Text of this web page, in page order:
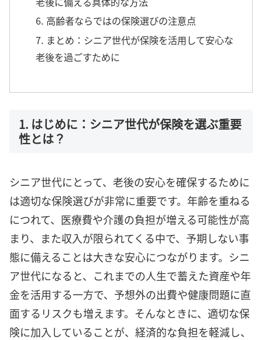
6. 高齢者ならではの保険選びの注意点
7. まとめ：シニア世代が保険を活用して安心な
老後を過ごすために
1. はじめに：シニア世代が保険を選ぶ重要
性とは？
シニア世代にとって、老後の安心を確保するために
は適切な保険選びが非常に重要です。年齢を重ねる
につれて、医療費や介護の負担が増える可能性が高
まり、また収入が限られてくる中で、予期しない事
態に備えることは大きな安心につながります。シニ
ア世代になると、これまでの人生で蓄えた資産や年
金を活用する一方で、予想外の出費や健康問題に直
面するリスクも増えます。そんなときに、適切な保
険に加入していることが、経済的な負担を軽減し、